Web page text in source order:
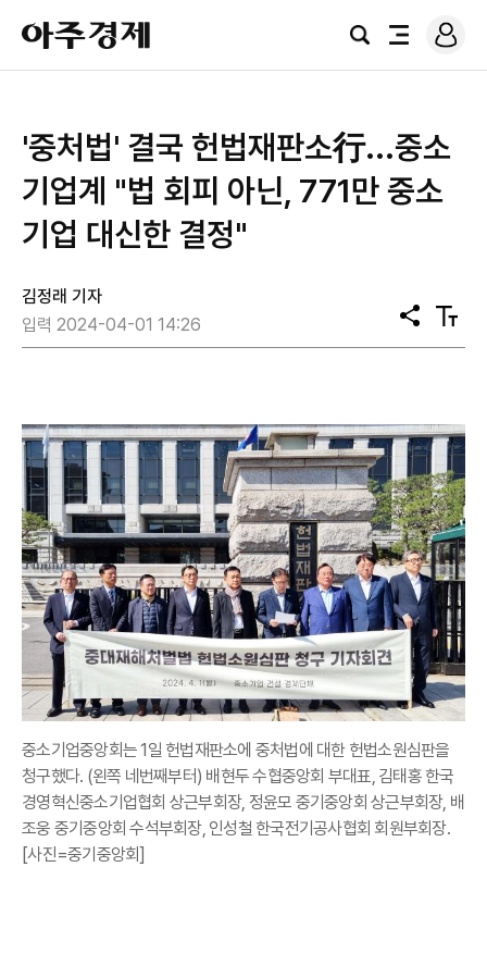
아
주
경
검
전
로
그
'중처법' 결국 헌법재판소行...중소
기업계 "법 회피 아닌, 771만 중소
기업 대신한 결정"
김정래 기자
입력 2024-04-01 14:26
공
유
텍
스
중소기업중앙회는 1일 헌법재판소에 중처법에 대한 헌법소원심판을
청구했다. (왼쪽 네번째부터) 배현두 수협중앙회 부대표, 김태홍 한국
경영혁신중소기업협회 상근부회장, 정윤모 중기중앙회 상근부회장, 배
조웅 중기중앙회 수석부회장, 인성철 한국전기공사협회 회원부회장.
[사진=중기중앙회]